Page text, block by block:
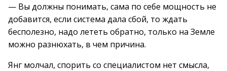
— Вы должны понимать, сама по себе мощность не
добавится, если система дала сбой, то ждать
бесполезно, надо лететь обратно, только на Земле
можно разнюхать, в чем причина.
Янг молчал, спорить со специалистом нет смысла,